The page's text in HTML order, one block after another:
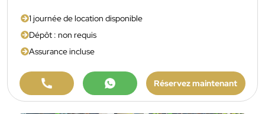
1 journée de location disponible
Dépôt : non requis
Assurance incluse
Réservez maintenant